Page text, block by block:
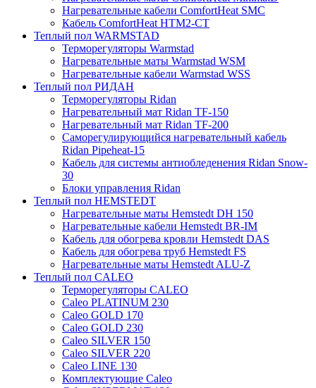
Нагревательные кабели ComfortHeat SMC
Кабель ComfortHeat HTM2-CT
Теплый пол WARMSTAD
Терморегуляторы Warmstad
Нагревательные маты Warmstad WSM
Нагревательные кабели Warmstad WSS
Теплый пол РИДАН
Терморегуляторы Ridan
Нагревательный мат Ridan TF-150
Нагревательный мат Ridan TF-200
Саморегулирующийся нагревательный кабель
Ridan Pipeheat-15
Кабель для системы антиобледенения Ridan Snow-
30
Блоки управления Ridan
Теплый пол HEMSTEDT
Нагревательные маты Hemstedt DH 150
Нагревательные кабели Hemstedt BR-IM
Кабель для обогрева кровли Hemstedt DAS
Кабель для обогрева труб Hemstedt FS
Нагревательные маты Hemstedt ALU-Z
Теплый пол CALEO
Терморегуляторы CALEO
Caleo PLATINUM 230
Caleo GOLD 170
Caleo GOLD 230
Caleo SILVER 150
Caleo SILVER 220
Caleo LINE 130
Комплектующие Caleo